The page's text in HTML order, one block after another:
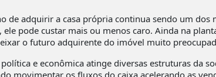
de adquirir a casa própria continua sendo um
ele pode custar mais ou menos caro. Ainda na
o futuro adquirente do imóvel muito
e econômica atinge diversas estruturas da